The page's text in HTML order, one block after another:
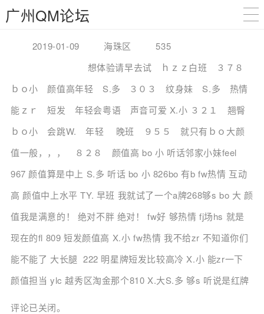
广州QM论坛
2019-01-09 海珠区 535
想体验请早去试 ｈｚｚ白班 ３７８
ｂｏ小 颜值高年轻 S.多 ３０３ 纹身妹 S.多 热情
能ｚｒ 短发 年轻会粤语 声音可爱 X.小 ３２１ 翘臀
ｂｏ小 会跳W. 年轻 晚班 ９５５ 就只有ｂｏ大颜
值一般，，， ８２８ 颜值高 bo 小 听话邻家小妹feel
967 颜值算是中上 S.多 听话 bo 小 826bo 有b fw热情 互动
高 颜值中上水平 TY. 早班 我就试了一个a牌268够s bo 大 颜
值我是满意的！ 绝对不胖 绝对！ fw好 够热情 fj场hs 就是
现在的fl 809 短发颜值高 X.小 fw热情 我不给zr 不知道你们
能不能了 大长腿 222 明星牌短发比较高冷 X.小 能zr一下
颜值担当 ylc 越秀区淘金那个810 X.大S.多 够s 听说是红牌
评论已关闭。